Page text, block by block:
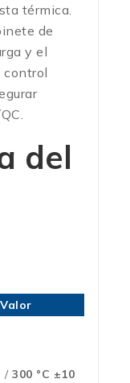
térmica.
de
y el
control
del
Valor
/ 300 °C ±10